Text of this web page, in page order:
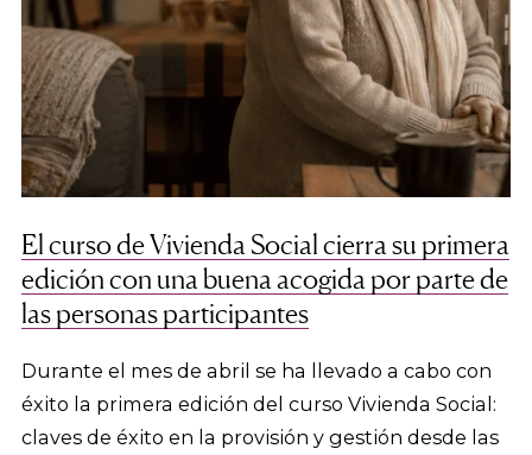
El curso de Vivienda Social cierra su primera
edición con una buena acogida por parte de
las personas participantes
Durante el mes de abril se ha llevado a cabo con
éxito la primera edición del curso Vivienda Social:
claves de éxito en la provisión y gestión desde las